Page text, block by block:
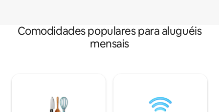
Comodidades populares para aluguéis
mensais